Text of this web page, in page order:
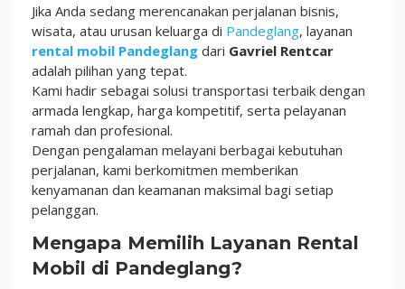
Rental
Mobil
Pandeglang
Lepas
Kunci
Murah
Sewa
Sopir
100
Rb
Jika Anda sedang merencanakan perjalanan bisnis,
wisata, atau urusan keluarga di Pandeglang, layanan
rental mobil Pandeglang dari Gavriel Rentcar
adalah pilihan yang tepat.
Kami hadir sebagai solusi transportasi terbaik dengan
armada lengkap, harga kompetitif, serta pelayanan
ramah dan profesional.
Dengan pengalaman melayani berbagai kebutuhan
perjalanan, kami berkomitmen memberikan
kenyamanan dan keamanan maksimal bagi setiap
pelanggan.
Mengapa Memilih Layanan Rental
Mobil di Pandeglang?